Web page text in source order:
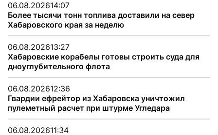
06.08.202614:07
Более тысячи тонн топлива доставили на север
Хабаровского края за неделю
06.08.202613:27
Хабаровские корабелы готовы строить суда для
дноуглубительного флота
06.08.202612:36
Гвардии ефрейтор из Хабаровска уничтожил
пулеметный расчет при штурме Угледара
06.08.202611:34